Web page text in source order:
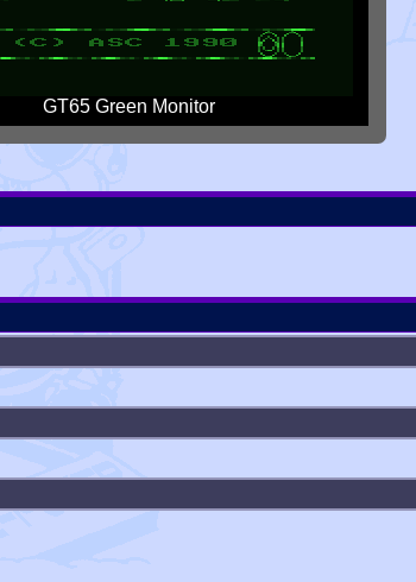
GT65 Green Monitor